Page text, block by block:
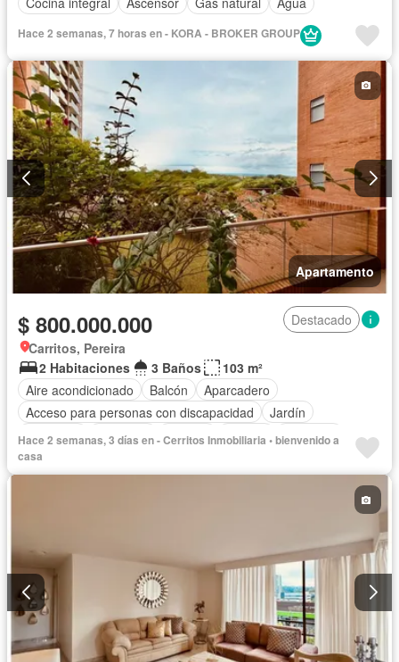
Hace 2 semanas, 7 horas en - KORA - BROKER GROUP
Apartamento
$ 800.000.000
Destacado
Carritos, Pereira
2 Habitaciones
3 Baños
103 m²
Aire acondicionado
Balcón
Aparcadero
Acceso para personas con discapacidad
Jardín
Barbecue
Gimnasio Internet Jacuzzi
Ascensor
Gas natural
Piscina
Agua
Hace 2 semanas, 3 días en - Cerritos Inmobiliaria • bienvenido a
casa